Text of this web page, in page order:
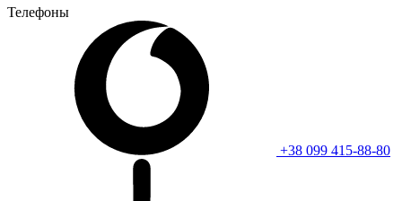
Телефоны
+38 099 415-88-80